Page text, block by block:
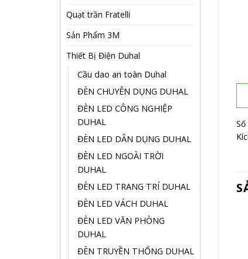
Quạt trần Fratelli
Sản Phẩm 3M
Thiết Bị Điện Duhal
Cầu dao an toàn Duhal
ĐÈN CHUYÊN DỤNG DUHAL
ĐÈN LED CÔNG NGHIỆP
DUHAL
ĐÈN LED DÂN DỤNG DUHAL
ĐÈN LED NGOÀI TRỜI
DUHAL
ĐÈN LED TRANG TRÍ DUHAL
ĐÈN LED VÁCH DUHAL
ĐÈN LED VĂN PHÒNG
DUHAL
ĐÈN TRUYỀN THỐNG DUHAL